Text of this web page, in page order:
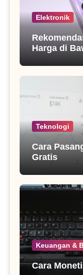
Elektronik
Harga di
Teknologi
Cara
Gratis
Keuangan &
Cara